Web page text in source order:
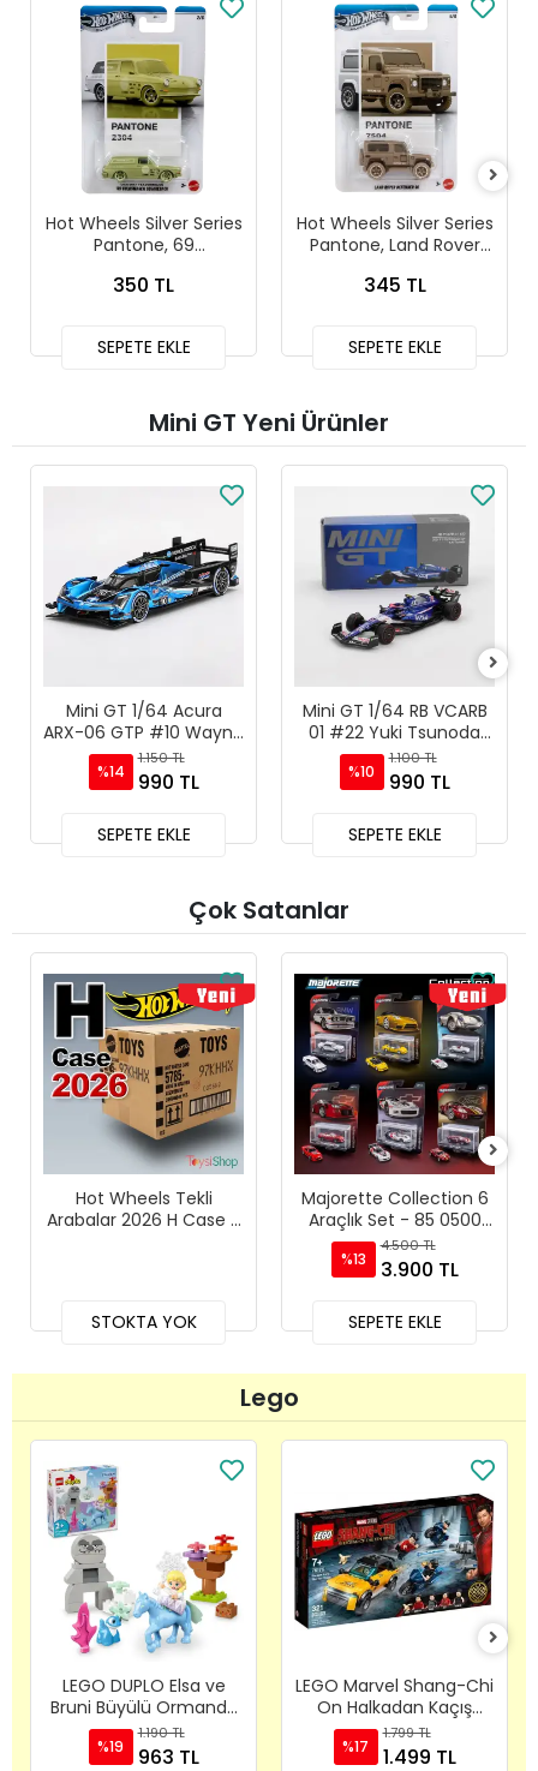
Hot Wheels Silver Series
Pantone, 69
Squareback
350 TL
SEPETE EKLE
Hot Wheels Silver Series
Pantone, Land Rover
345 TL
SEPETE EKLE
Mini GT Yeni Ürünler
Mini GT 1/64 Acura
ARX-06 GTP #10 Wayne
Taylor Racing with
Andretti 2024 IMSA
Daytona 24 Hrs -
%14
1.150 TL
990 TL
SEPETE EKLE
Mini GT 1/64 RB VCARB
01 #22 Yuki Tsunoda
2024 F1 2024 Bahrain
GP - MGT01007
%10
1.100 TL
990 TL
SEPETE EKLE
Çok Satanlar
Hot Wheels Tekli
Arabalar 2026 H Case -
STOKTA YOK
Majorette Collection 6
Araçlık Set - 85 0500
1000
%13
4.500 TL
3.900 TL
SEPETE EKLE
Lego
LEGO DUPLO Elsa ve
Bruni Büyülü Ormanda
- 10418
%19
1.190 TL
963 TL
LEGO Marvel Shang-Chi
On Halkadan Kaçış
,76176
%17
1.799 TL
1.499 TL